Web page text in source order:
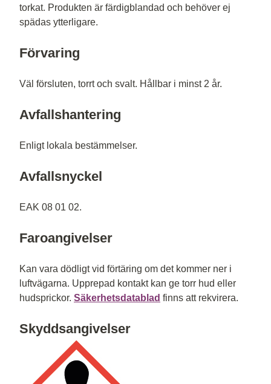
torkat. Produkten är färdigblandad och behöver ej
spädas ytterligare.
Förvaring
Väl försluten, torrt och svalt. Hållbar i minst 2 år.
Avfallshantering
Enligt lokala bestämmelser.
Avfallsnyckel
EAK 08 01 02.
Faroangivelser
Kan vara dödligt vid förtäring om det kommer ner i
luftvägarna. Upprepad kontakt kan ge torr hud eller
hudsprickor. Säkerhetsdatablad finns att rekvirera.
Skyddsangivelser